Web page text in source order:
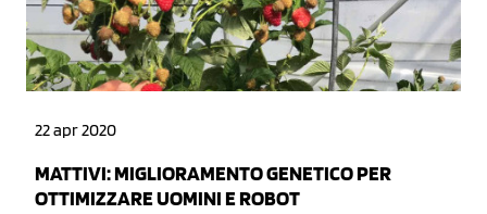
22 apr 2020
MATTIVI: MIGLIORAMENTO GENETICO PER
OTTIMIZZARE UOMINI E ROBOT